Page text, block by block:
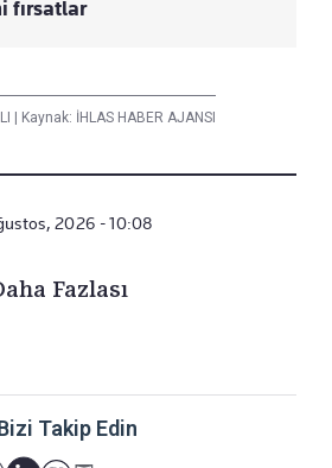
fırsatlar
Kaynak: İHLAS HABER AJANSI
2026 - 10:08
Fazlası
Takip Edin